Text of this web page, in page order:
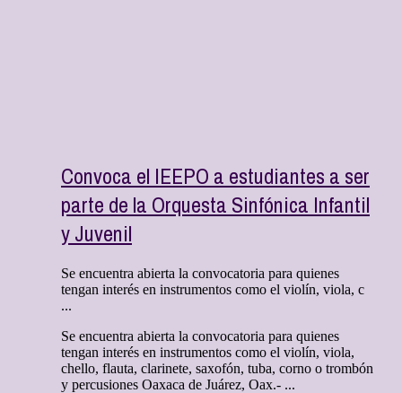
Convoca el IEEPO a estudiantes a ser
parte de la Orquesta Sinfónica Infantil
y Juvenil
Se encuentra abierta la convocatoria para quienes
tengan interés en instrumentos como el violín, viola, c
...
Se encuentra abierta la convocatoria para quienes
tengan interés en instrumentos como el violín, viola,
chello, flauta, clarinete, saxofón, tuba, corno o trombón
y percusiones Oaxaca de Juárez, Oax.- ...